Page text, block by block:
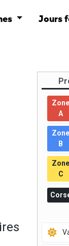
Jours
Zone
A
Zone
B
Zone
C